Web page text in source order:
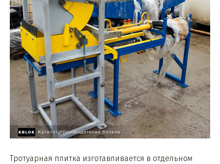
Тротуарная плитка изготавливается в отдельном